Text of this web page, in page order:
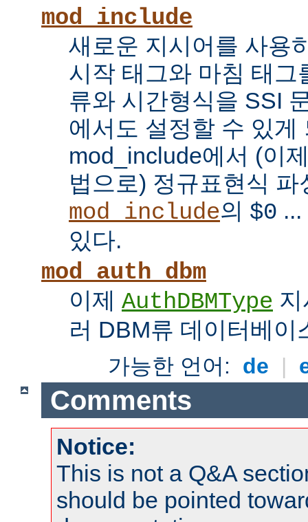
mod_include
새로운 지시어를 사용
시작 태그와 마침 태그
류와 시간형식을 SSI
에서도 설정할 수 있게
mod_include에서 (이
법으로) 정규표현식
mod_include의 $0 ...
있다.
mod_auth_dbm
이제 AuthDBMType
러 DBM류 데이터베이
가능한 언어: de |
Comments
Notice:
This is not a Q&A
should be pointed